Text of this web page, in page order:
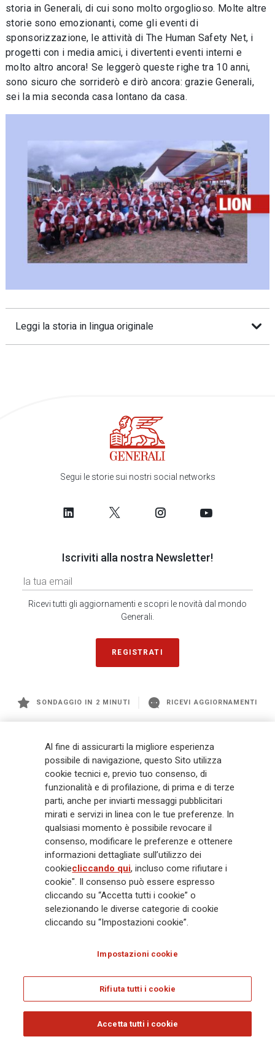
storia in Generali, di cui sono molto orgoglioso. Molte altre
storie sono emozionanti, come gli eventi di
sponsorizzazione, le attività di The Human Safety Net, i
progetti con i media amici, i divertenti eventi interni e
molto altro ancora! Se leggerò queste righe tra 10 anni,
sono sicuro che sorriderò e dirò ancora: grazie Generali,
sei la mia seconda casa lontano da casa.
Leggi la storia in lingua originale
Segui le storie sui nostri social networks
Iscriviti alla nostra Newsletter!
Ricevi tutti gli aggiornamenti e scopri le novità dal mondo
Generali.
REGISTRATI
SONDAGGIO IN 2 MINUTI RICEVI AGGIORNAMENTI
management a livello globale, con premi complessivi pari a € 98,1
miliardi e € 900 miliardi di AUM nel 2025. Fondato nel 1831, con oltre 88
mila dipendenti e 163 mila agenti che servono 75 milioni di clienti, il
Gruppo ha una posizione di leadership in Europa e una presenza
crescente in Asia e America. Al centro della strategia di Generali c'è il suo
impegno Lifetime Partner verso i clienti, realizzato attraverso soluzioni
innovative e personalizzate, un'esperienza cliente di prima classe e le sue
capacità di distribuzione globale digitalizzata. Il Gruppo ha
completamente integrato la sostenibilità in tutte le scelte strategiche, con
l'obiettivo di creare valore per tutti gli stakeholder mentre costruisce una
società più equa e resiliente.
Legal Info Cookie Policy Privacy & GDPR
Al fine di assicurarti la migliore esperienza
possibile di navigazione, questo Sito utilizza
cookie tecnici e, previo tuo consenso, di
funzionalità e di profilazione, di prima e di terze
parti, anche per inviarti messaggi pubblicitari
mirati e servizi in linea con le tue preferenze. In
qualsiasi momento è possibile revocare il
consenso, modificare le preferenze e ottenere
informazioni dettagliate sull’utilizzo dei
cookiecliccando qui, incluso come rifiutare i
cookie". Il consenso può essere espresso
cliccando su “Accetta tutti i cookie” o
selezionando le diverse categorie di cookie
cliccando su “Impostazioni cookie”.
Impostazioni cookie
Rifiuta tutti i cookie
Accetta tutti i cookie